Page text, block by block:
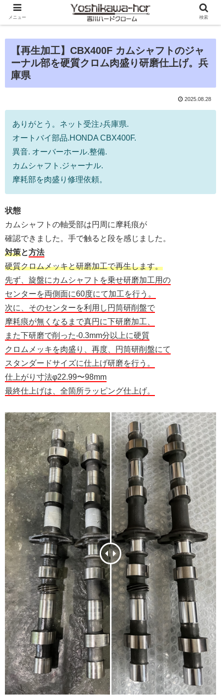
【再生加工】CBX400F カムシャフトのジャ
ーナル部を硬質クロム肉盛り研磨仕上げ。兵
庫県
2025.08.28
ありがとう。ネット受注♪兵庫県.
オートバイ部品.HONDA CBX400F.
異音. オーバーホール.整備.
カムシャフト.ジャーナル.
摩耗部を肉盛り修理依頼。
状態
カムシャフトの軸受部は円周に摩耗痕が
確認できました。手で触ると段を感じました。
対策と方法
硬質クロムメッキと研磨加工で再生します。
先ず、旋盤にカムシャフトを乗せ研磨加工用の
センターを両側面に60度にて加工を行う。
次に、そのセンターを利用し円筒研削盤で
摩耗痕が無くなるまで真円に下研磨加工、
また下研磨で削った-0.3mm分以上に硬質
クロムメッキを肉盛り、再度、円筒研削盤にて
スタンダードサイズに仕上げ研磨を行う。
仕上がり寸法φ22.99〜98mm
最終仕上げは、全箇所ラッピング仕上げ。
メニュー 検索